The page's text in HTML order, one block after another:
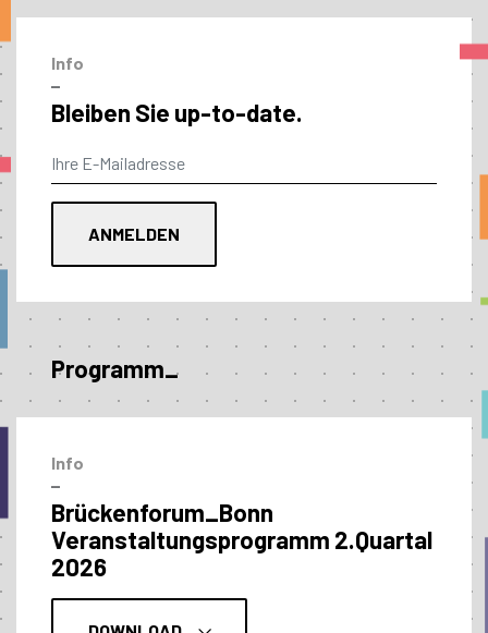
Info
–
Bleiben Sie up-to-date.
Programm_
Info
–
Brückenforum_Bonn
Veranstaltungs­programm 2.Quartal
2026